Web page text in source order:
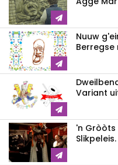
Nuuw
Berregse
Variant
'n Gròòts
Slikpeleis.